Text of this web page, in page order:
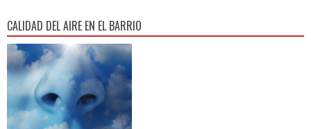
CALIDAD DEL AIRE EN EL BARRIO